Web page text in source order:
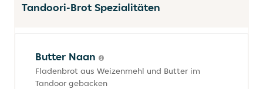
Tandoori-Brot Spezialitäten
Butter Naan
Fladenbrot aus Weizenmehl und Butter im
Tandoor gebacken